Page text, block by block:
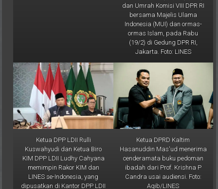
bersama Majelis Ulama
Indonesia (MUI) dan ormas-
ormas Islam, pada Rabu
(19/2) di Gedung DPR RI,
Jakarta. Foto: LINES
Ketua DPP LDII Rulli
Kuswahyudi dan Ketua Biro
KIM DPP LDII Ludhy Cahyana
memimpin Rakor KIM dan
LINES se-Indonesia, yang
dipusatkan di Kantor DPP LDII
Jakarta, Rabu (12/2). Foto:
Ketua DPRD Kaltim
Hasanuddin Mas'ud menerima
cenderamata buku pedoman
ibadah dari Prof. Krishna P
Candra usai audiensi. Foto:
Aqib/LINES